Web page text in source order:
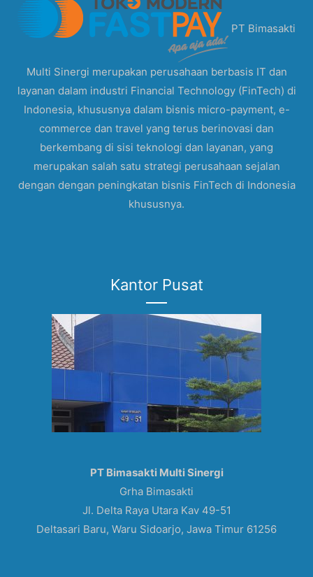
PT Bimasakti
Multi Sinergi merupakan perusahaan berbasis IT dan
layanan dalam industri Financial Technology (FinTech) di
Indonesia, khususnya dalam bisnis micro-payment, e-
commerce dan travel yang terus berinovasi dan
berkembang di sisi teknologi dan layanan, yang
merupakan salah satu strategi perusahaan sejalan
dengan dengan peningkatan bisnis FinTech di Indonesia
khususnya.
Kantor Pusat
PT Bimasakti Multi Sinergi
Grha Bimasakti
Jl. Delta Raya Utara Kav 49-51
Deltasari Baru, Waru Sidoarjo, Jawa Timur 61256